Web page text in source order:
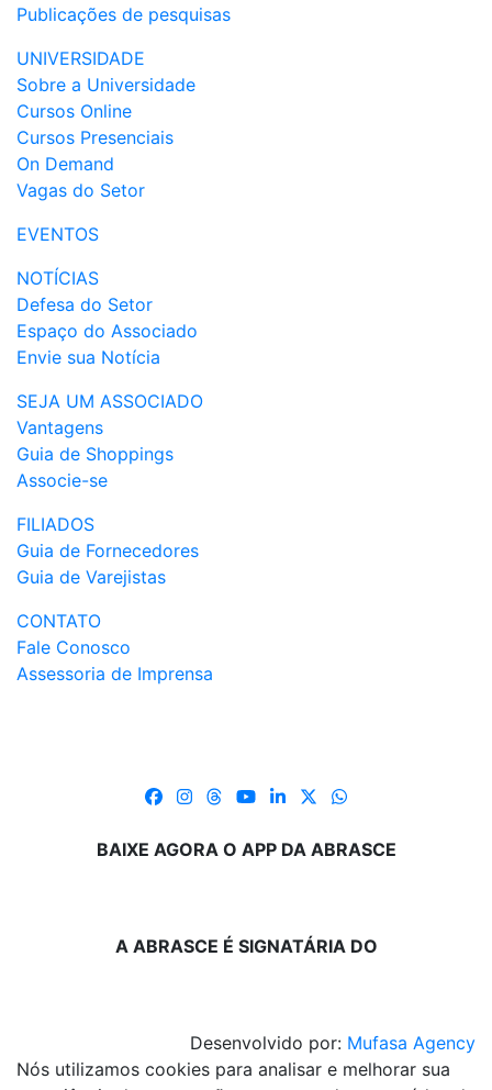
Publicações de pesquisas
UNIVERSIDADE
Sobre a Universidade
Cursos Online
Cursos Presenciais
On Demand
Vagas do Setor
EVENTOS
NOTÍCIAS
Defesa do Setor
Espaço do Associado
Envie sua Notícia
SEJA UM ASSOCIADO
Vantagens
Guia de Shoppings
Associe-se
FILIADOS
Guia de Fornecedores
Guia de Varejistas
CONTATO
Fale Conosco
Assessoria de Imprensa
BAIXE AGORA O APP DA ABRASCE
A ABRASCE É SIGNATÁRIA DO
Desenvolvido por: Mufasa Agency
Nós utilizamos cookies para analisar e melhorar sua